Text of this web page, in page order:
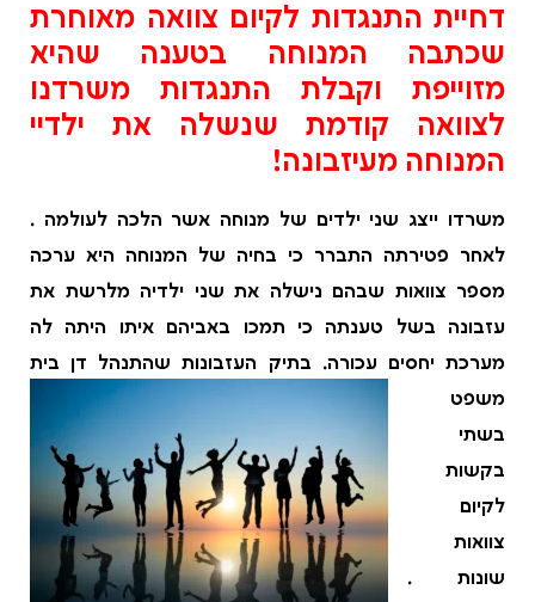
דחיית התנגדות לקיום צוואה מאוחרת
שכתבה המנוחה בטענה שהיא
מזוייפת וקבלת התנגדות משרדנו
לצוואה קודמת שנשלה את ילדיי
המנוחה מעיזבונה!
משרדו ייצג שני ילדים של מנוחה אשר הלכה לעולמה .
לאחר פטירתה התברר כי בחיה של המנוחה היא ערכה
מספר צוואות שבהם נישלה את שני ילדיה מלרשת את
עזבונה בשל טענתה כי תמכו באביהם איתו היתה לה
מערכת יחסים עכורה. בתיק העזבונות שהתנהל דן בית
משפט
בשתי
בקשות
לקיום
צוואות
שונות .